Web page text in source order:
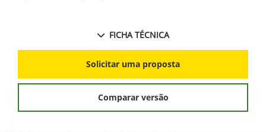
FICHA TÉCNICA
Solicitar uma proposta
Comparar versão